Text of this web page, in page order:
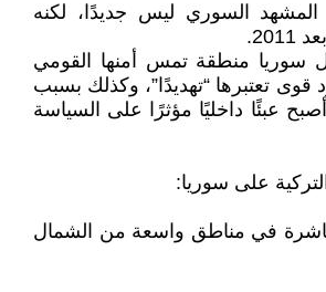
المشهد السوري ليس جديدًا، لكنه
سوريا منطقة تمس أمنها القومي
تعتبرها “تهديدًا”، وكذلك بسبب
عبئًا داخليًا مؤثرًا على السياسة
على سوريا:
في مناطق واسعة من الشمال